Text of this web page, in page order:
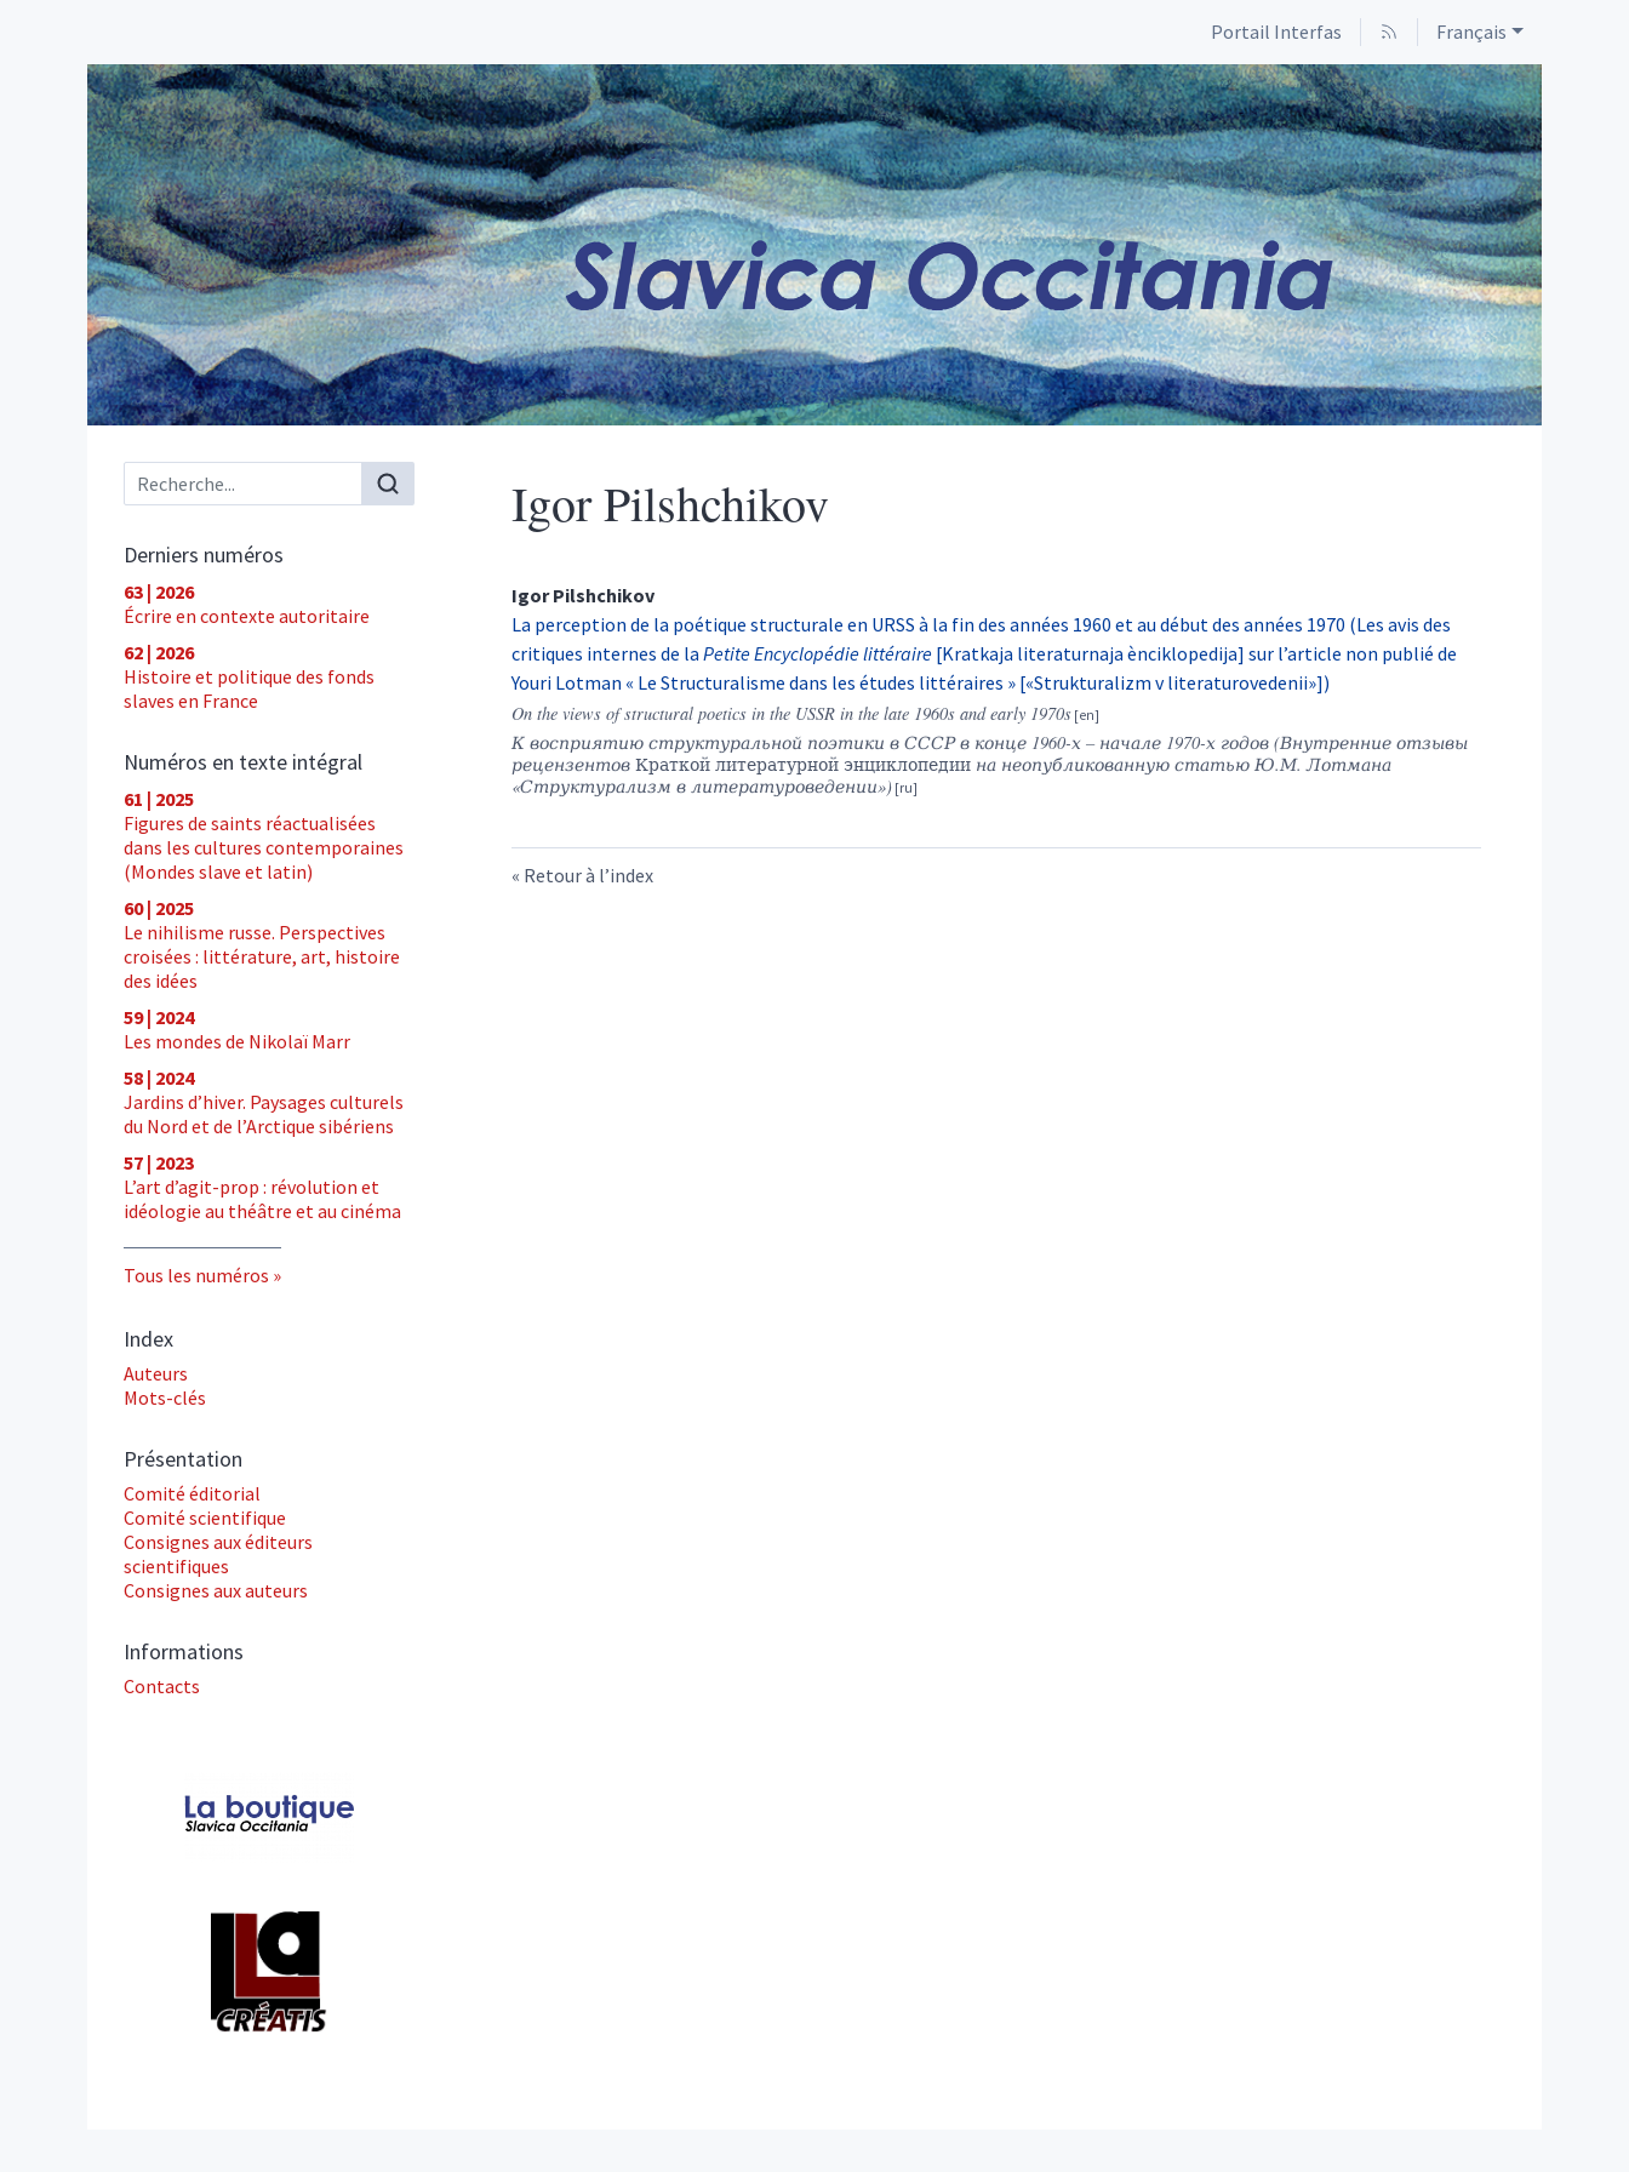
Portail Interfas Français
Menu principal
Derniers numéros
63 | 2026
Écrire en contexte autoritaire
62 | 2026
Histoire et politique des fonds
slaves en France
Numéros en texte intégral
61 | 2025
Figures de saints réactualisées
dans les cultures contemporaines
(Mondes slave et latin)
60 | 2025
Le nihilisme russe. Perspectives
croisées : littérature, art, histoire
des idées
59 | 2024
Les mondes de Nikolaï Marr
58 | 2024
Jardins d’hiver. Paysages culturels
du Nord et de l’Arctique sibériens
57 | 2023
L’art d’agit-prop : révolution et
idéologie au théâtre et au cinéma
Tous les numéros
Index
Auteurs
Mots-clés
Présentation
Comité éditorial
Comité scientifique
Consignes aux éditeurs
scientifiques
Consignes aux auteurs
Informations
Contacts
IgorPilshchikov
IgorPilshchikov
La perception de la poétique structurale en URSS à la fin des années 1960 et au début des années 1970 (Les avis des
critiques internes de la Petite Encyclopédie littéraire [Kratkaja literaturnaja ènciklopedija] sur l’article non publié de
Youri Lotman « Le Structuralisme dans les études littéraires » [«Strukturalizm v literaturovedenii»])
On the views of structural poetics in the USSR in the late 1960s and early 1970s
К восприятию структуральной поэтики в СССР в конце 1960-х – начале 1970-х годов (Внутренние отзывы
рецензентов Краткой литературной энциклопедии на неопубликованную статью Ю.М. Лотмана
«Структурализм в литературоведении»)
Retour à l’index